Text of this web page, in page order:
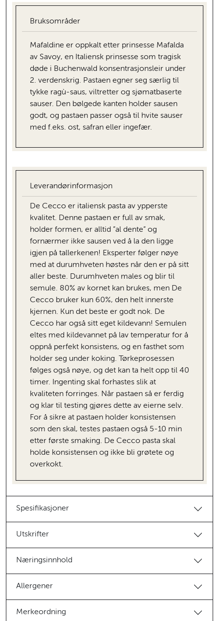
Bruksområder
Mafaldine er oppkalt etter prinsesse Mafalda
av Savoy, en Italiensk prinsesse som tragisk
døde i Buchenwald konsentrasjonsleir under
2. verdenskrig. Pastaen egner seg særlig til
tykke ragù-saus, viltretter og sjømatbaserte
sauser. Den bølgede kanten holder sausen
godt, og pastaen passer også til hvite sauser
med f.eks. ost, safran eller ingefær.
Leverandørinformasjon
De Cecco er italiensk pasta av ypperste
kvalitet. Denne pastaen er full av smak,
holder formen, er alltid ”al dente” og
fornærmer ikke sausen ved å la den ligge
igjen på tallerkenen! Eksperter følger nøye
med at durumhveten høstes når den er på sitt
aller beste. Durumhveten males og blir til
semule. 80% av kornet kan brukes, men De
Cecco bruker kun 60%, den helt innerste
kjernen. Kun det beste er godt nok. De
Cecco har også sitt eget kildevann! Semulen
eltes med kildevannet på lav temperatur for å
oppnå perfekt konsistens, og en fasthet som
holder seg under koking. Tørkeprosessen
følges også nøye, og det kan ta helt opp til 40
timer. Ingenting skal forhastes slik at
kvaliteten forringes. Når pastaen så er ferdig
og klar til testing gjøres dette av eierne selv.
For å sikre at pastaen holder konsistensen
som den skal, testes pastaen også 5-10 min
etter første smaking. De Cecco pasta skal
holde konsistensen og ikke bli grøtete og
overkokt.
Spesifikasjoner
Utskrifter
Næringsinnhold
Allergener
Merkeordning